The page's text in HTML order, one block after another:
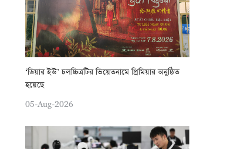
‘ডিয়ার ইউ’ চলচ্চিত্রটির ভিয়েতনামে প্রিমিয়ার অনুষ্ঠিত
হয়েছে
05-Aug-2026